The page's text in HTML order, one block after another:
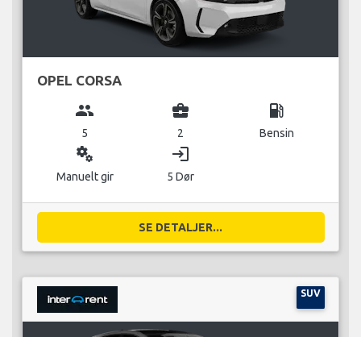
OPEL CORSA
group
5
business_center
2
local_gas_station
Bensin
miscellaneous_services
Manuelt gir
login
5 Dør
SE DETALJER...
SUV